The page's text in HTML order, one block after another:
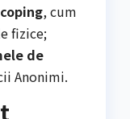
, cum
fizice;
de
Anonimi.